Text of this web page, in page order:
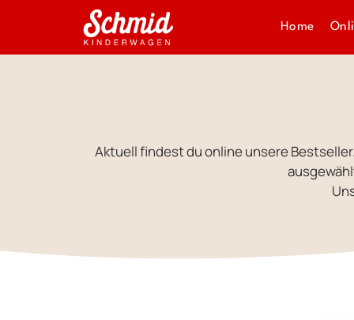
Home
Aktuell findest du online unsere